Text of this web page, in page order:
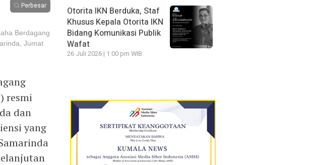
Perbesar
Berdagang
Jumat
resmi
dan
yang
Otorita IKN Berduka, Staf
Khusus Kepala Otorita IKN
Bidang Komunikasi Publik
Wafat
26 Juli 2026 | 1:00 pm WIB